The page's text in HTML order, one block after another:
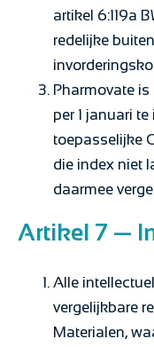
artikel 6:119a
redelijke
Pharmovate
per 1 januari
toepasselijke
die index niet
daarmee
Artikel 7 —
Alle
vergelijkbare
Materialen,